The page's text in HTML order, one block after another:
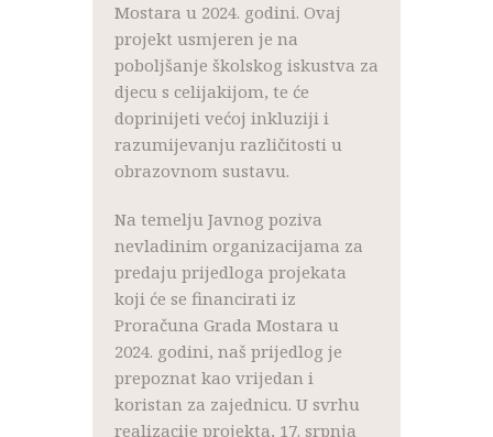
Mostara u 2024. godini. Ovaj
projekt usmjeren je na
poboljšanje školskog iskustva za
djecu s celijakijom, te će
doprinijeti većoj inkluziji i
razumijevanju različitosti u
obrazovnom sustavu.
Na temelju Javnog poziva
nevladinim organizacijama za
predaju prijedloga projekata
koji će se financirati iz
Proračuna Grada Mostara u
2024. godini, naš prijedlog je
prepoznat kao vrijedan i
koristan za zajednicu. U svrhu
realizacije projekta, 17. srpnja